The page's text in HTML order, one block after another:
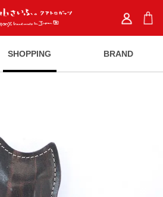
SHOPPING BRAND